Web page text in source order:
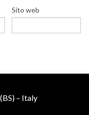
Sito web
– Italy